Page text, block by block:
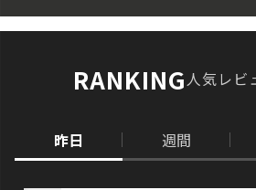
RANKING人気レビ
昨日 週間